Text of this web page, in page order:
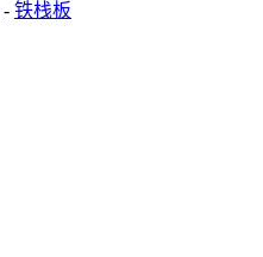
- 铁栈板